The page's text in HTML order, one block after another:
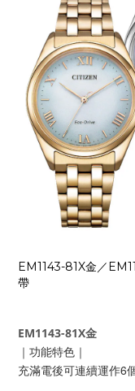
EM1143-81X金／
帶
EM1143-81X金
｜功能特色｜
充滿電後可連續運作6